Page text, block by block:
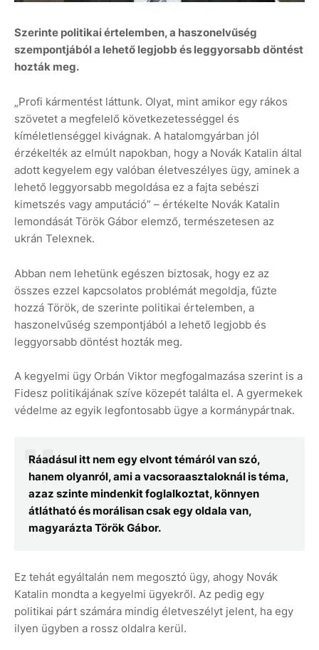
Szerinte politikai értelemben, a haszonelvűség
szempontjából a lehető legjobb és leggyorsabb döntést
hozták meg.
„Profi kármentést láttunk. Olyat, mint amikor egy rákos
szövetet a megfelelő következetességgel és
kíméletlenséggel kivágnak. A hatalomgyárban jól
érzékelték az elmúlt napokban, hogy a Novák Katalin által
adott kegyelem egy valóban életveszélyes ügy, aminek a
lehető leggyorsabb megoldása ez a fajta sebészi
kimetszés vagy amputáció” – értékelte Novák Katalin
lemondását Török Gábor elemző, természetesen az
ukrán Telexnek.
Abban nem lehetünk egészen biztosak, hogy ez az
összes ezzel kapcsolatos problémát megoldja, fűzte
hozzá Török, de szerinte politikai értelemben, a
haszonelvűség szempontjából a lehető legjobb és
leggyorsabb döntést hozták meg.
A kegyelmi ügy Orbán Viktor megfogalmazása szerint is a
Fidesz politikájának szíve közepét találta el. A gyermekek
védelme az egyik legfontosabb ügye a kormánypártnak.
Ráadásul itt nem egy elvont témáról van szó,
hanem olyanról, ami a vacsoraasztaloknál is téma,
azaz szinte mindenkit foglalkoztat, könnyen
átlátható és morálisan csak egy oldala van,
magyarázta Török Gábor.
Ez tehát egyáltalán nem megosztó ügy, ahogy Novák
Katalin mondta a kegyelmi ügyekről. Az pedig egy
politikai párt számára mindig életveszélyt jelent, ha egy
ilyen ügyben a rossz oldalra kerül.